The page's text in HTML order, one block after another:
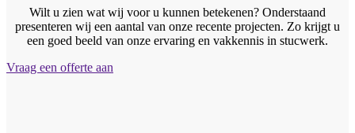
Wilt u zien wat wij voor u kunnen betekenen? Onderstaand
presenteren wij een aantal van onze recente projecten. Zo krijgt u
een goed beeld van onze ervaring en vakkennis in stucwerk.
Vraag een offerte aan